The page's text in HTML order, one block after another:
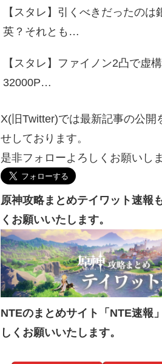
【スタレ】引くべきだったのは
英？それとも…
【スタレ】ファイノン2凸で虚構
32000P…
X(旧Twitter)では最新記事の公開
せしております。
是非フォローよろしくお願いしま
原神攻略まとめテイワット速報
くお願いいたします。
NTEのまとめサイト「NTE速報
しくお願いいたします。